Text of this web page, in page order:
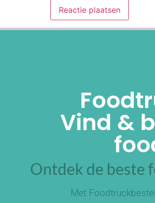
Vind &
Ontdek de beste
Met